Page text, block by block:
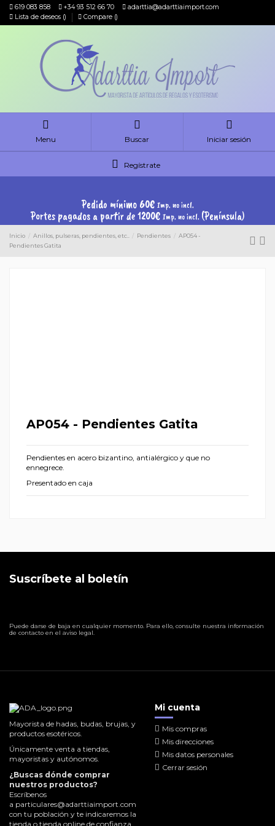
619 083 858 +34 93 512 66 70
adarttia@adarttiaimport.com
Lista de deseos () Compare ()
Menu Buscar Iniciar sesión
Regístrate
Pedido mínimo 60€ Imp. no incl.
Portes pagados a partir de 1200€ Imp. no incl. (Península)
Inicio Anillos, pulseras, pendientes, etc.. Pendientes
AP054 -
Pendientes Gatita
AP054 - Pendientes Gatita
Pendientes en acero bizantino, antialérgico y que no
ennegrece.
Presentado en caja
Suscríbete al boletín
Puede darse de baja en cualquier momento. Para ello, consulte nuestra información
de contacto en el aviso legal.
Mayorista de hadas, budas, brujas, y
productos esotéricos.
Únicamente venta a tiendas,
mayoristas y autónomos.
¿Buscas dónde comprar
nuestros productos?
Escríbenos
a particulares@adarttiaimport.com
con tu población y te indicaremos la
tienda o tienda online de confianza
Mi cuenta
Mis compras
Mis direcciones
Mis datos personales
Cerrar sesión